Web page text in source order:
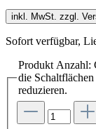
inkl. MwSt. zzgl.
Sofort verfügbar,
Produkt Anzahl:
die
reduzieren.